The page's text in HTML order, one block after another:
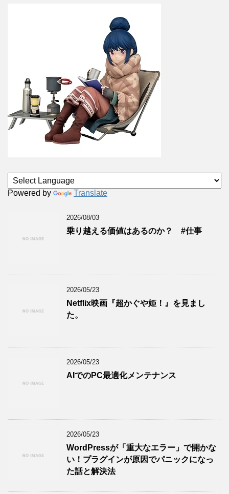
Powered by Translate
2026/08/03
乗り越える価値はあるのか？ #仕事
2026/05/23
Netflix映画『超かぐや姫！』を見まし
た。
2026/05/23
AIでのPC最適化メンテナンス
2026/05/23
WordPressが「重大なエラー」で開かな
い！プラグインが原因でパニックになっ
た話と解決法